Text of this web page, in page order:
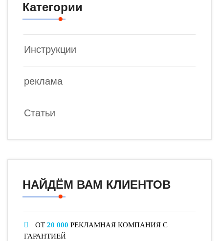
Категории
Инструкции
реклама
Статьи
НАЙДЁМ ВАМ КЛИЕНТОВ
ОТ 20 000 РЕКЛАМНАЯ КОМПАНИЯ С
ГАРАНТИЕЙ